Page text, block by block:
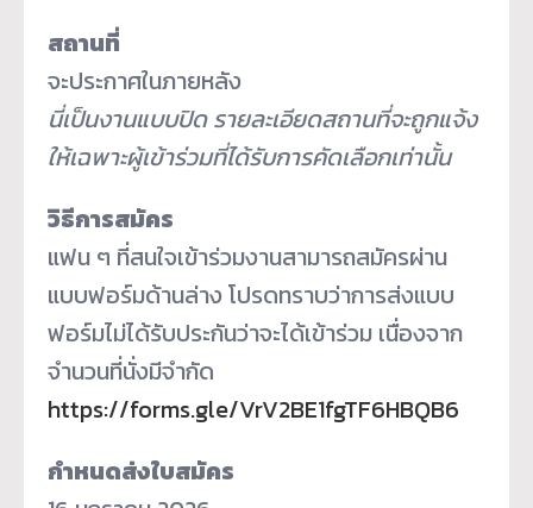
สถานที่
จะประกาศในภายหลัง
นี่เป็นงานแบบปิด รายละเอียดสถานที่จะถูกแจ้ง
ให้เฉพาะผู้เข้าร่วมที่ได้รับการคัดเลือกเท่านั้น
วิธีการสมัคร
แฟน ๆ ที่สนใจเข้าร่วมงานสามารถสมัครผ่าน
แบบฟอร์มด้านล่าง โปรดทราบว่าการส่งแบบ
ฟอร์มไม่ได้รับประกันว่าจะได้เข้าร่วม เนื่องจาก
จำนวนที่นั่งมีจำกัด
https://forms.gle/VrV2BE1fgTF6HBQB6
กำหนดส่งใบสมัคร